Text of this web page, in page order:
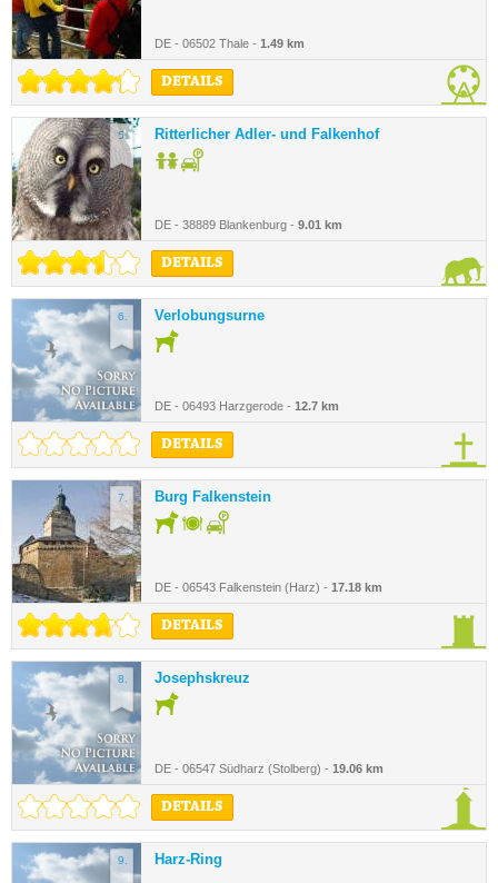
DE - 06502 Thale - 1.49 km
DETAILS
5. Ritterlicher Adler- und Falkenhof
DE - 38889 Blankenburg - 9.01 km
DETAILS
6. Verlobungsurne
DE - 06493 Harzgerode - 12.7 km
DETAILS
7. Burg Falkenstein
DE - 06543 Falkenstein (Harz) - 17.18 km
DETAILS
8. Josephskreuz
DE - 06547 Südharz (Stolberg) - 19.06 km
DETAILS
9. Harz-Ring